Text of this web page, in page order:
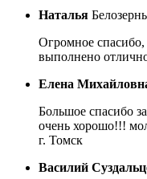
Наталья
Огромное
выполнено
Елена
Большое спасибо
очень хорошо!!!
г. Томск
Василий